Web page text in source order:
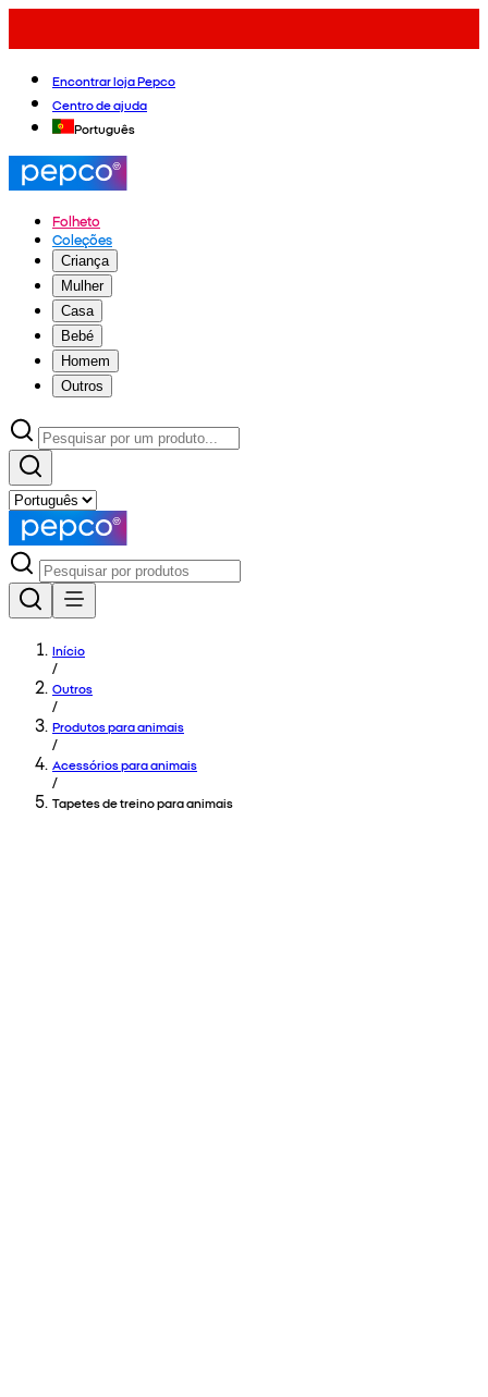
Encontrar loja Pepco
Centro de ajuda
Português
Folheto
Coleções
Criança
Mulher
Casa
Bebé
Homem
Outros
Início
/
Outros
/
Produtos para animais
/
Acessórios para animais
/
Tapetes de treino para animais